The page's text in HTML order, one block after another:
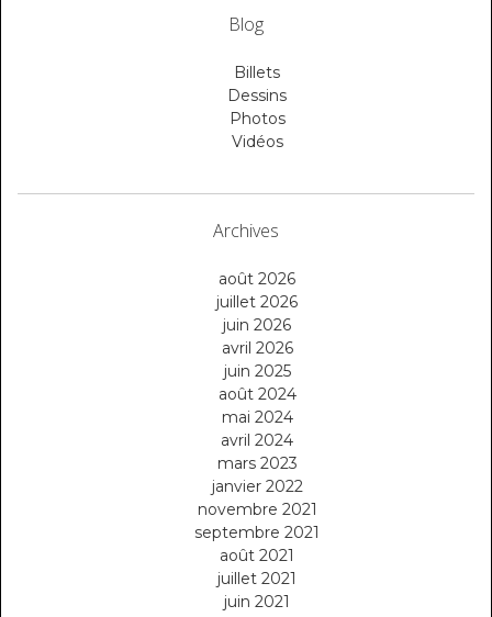
Blog
Billets
Dessins
Photos
Vidéos
Archives
août 2026
juillet 2026
juin 2026
avril 2026
juin 2025
août 2024
mai 2024
avril 2024
mars 2023
janvier 2022
novembre 2021
septembre 2021
août 2021
juillet 2021
juin 2021